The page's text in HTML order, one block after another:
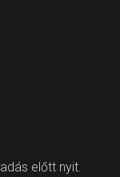
előtt nyit.